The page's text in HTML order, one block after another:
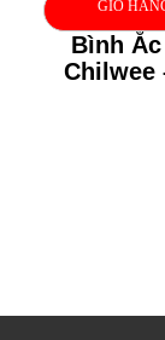
GIỎ
Bình
Chilwee